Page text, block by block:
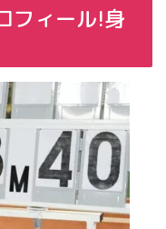
フィール!身